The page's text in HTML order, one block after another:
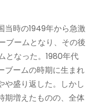
当時の1949年から急激
ブームとなり、その後
となった。1980年代
ブームの時期に生まれ
や盛り返した。しかし
期増えたものの、全体